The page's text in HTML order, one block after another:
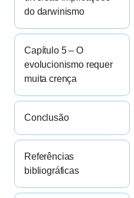
do darwinismo
Capítulo 5 – O
evolucionismo requer
muita crença
Conclusão
Referências
bibliográficas